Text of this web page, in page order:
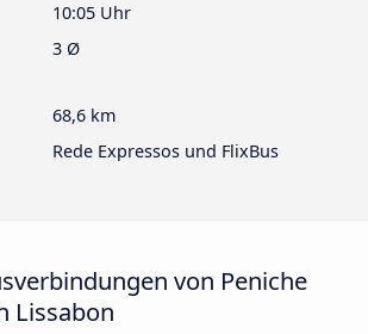
10:05 Uhr
3 Ø
68,6 km
Rede Expressos und FlixBus
von Peniche
Lissabon